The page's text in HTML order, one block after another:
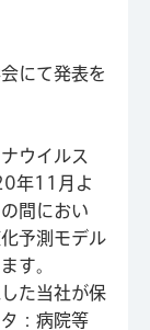
にて発表を
ウイルス
年11月よ
間におい
予測モデル
す。
た当社が保
：病院等